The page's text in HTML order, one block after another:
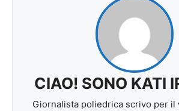
CIAO! SONO KATI
Giornalista poliedrica scrivo per il